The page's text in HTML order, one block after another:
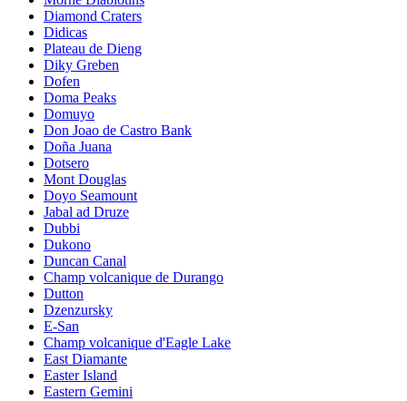
Diamond Craters
Didicas
Plateau de Dieng
Diky Greben
Dofen
Doma Peaks
Domuyo
Don Joao de Castro Bank
Doña Juana
Dotsero
Mont Douglas
Doyo Seamount
Jabal ad Druze
Dubbi
Dukono
Duncan Canal
Champ volcanique de Durango
Dutton
Dzenzursky
E-San
Champ volcanique d'Eagle Lake
East Diamante
Easter Island
Eastern Gemini